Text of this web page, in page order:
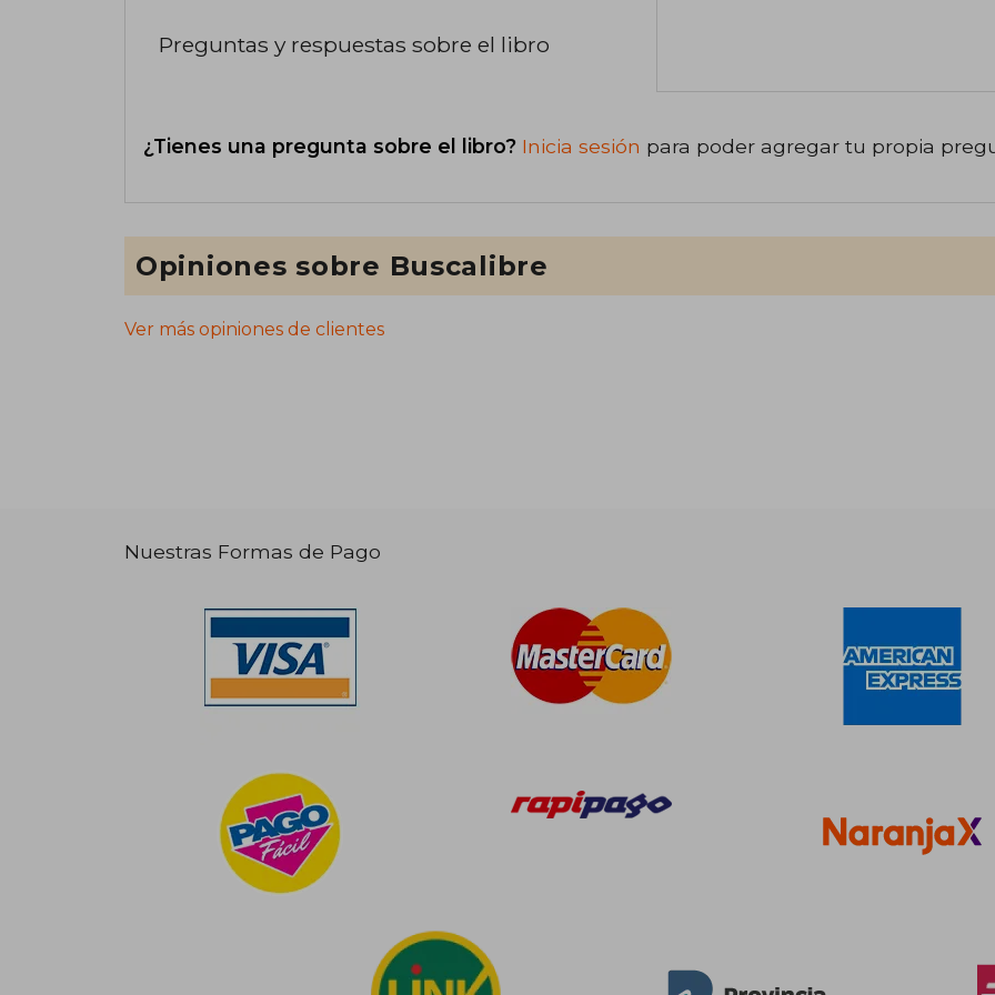
Preguntas y respuestas sobre el libro
¿Tienes una pregunta sobre el libro? Inicia sesión para poder agregar tu propia
Opiniones sobre Buscalibre
Ver más opiniones de clientes
Nuestras Formas de Pago